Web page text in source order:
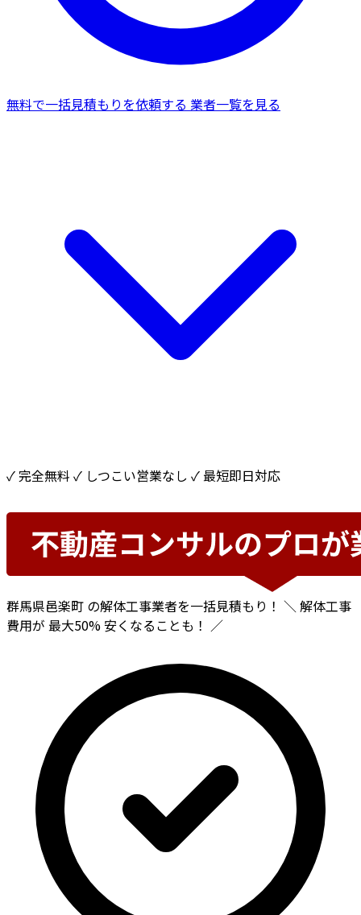
無料で一括見積もりを依頼する 業者一覧を見る
✓ 完全無料 ✓ しつこい営業なし ✓ 最短即日対応
群馬県邑楽町 の解体工事業者を一括見積もり！ ＼ 解体工事
費用が 最大50%安くなることも！ ／